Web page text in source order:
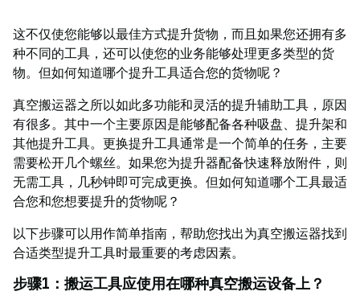
这不仅使您能够以最佳方式提升货物，而且如果您还拥有多
种不同的工具，还可以使您的业务能够处理更多类型的货
物。但如何知道哪个提升工具适合您的货物呢？
真空搬运器之所以如此多功能和灵活的提升辅助工具，原因
有很多。其中一个主要原因是能够配备各种吸盘、提升架和
其他提升工具。更换提升工具通常是一个简单的任务，主要
需要松开几个螺丝。如果您为提升器配备快速释放附件，则
无需工具，几秒钟即可完成更换。但如何知道哪个工具最适
合您和您想要提升的货物呢？
以下步骤可以用作简单指南，帮助您找出为真空搬运器找到
合适类型提升工具时最重要的考虑因素。
步骤1：搬运工具应使用在哪种真空搬运设备上？
么
选